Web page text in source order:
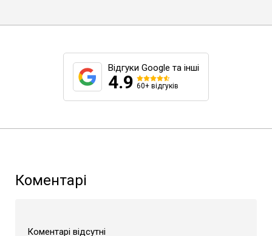
Відгуки Google та інші
4.9 60+ відгуків
Коментарі
Коментарі відсутні